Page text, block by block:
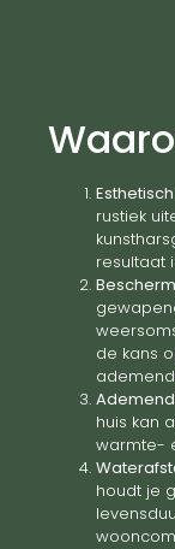
Esthetisch:
rustiek
resultaat
de kans
huis kan
warmte-
houdt je